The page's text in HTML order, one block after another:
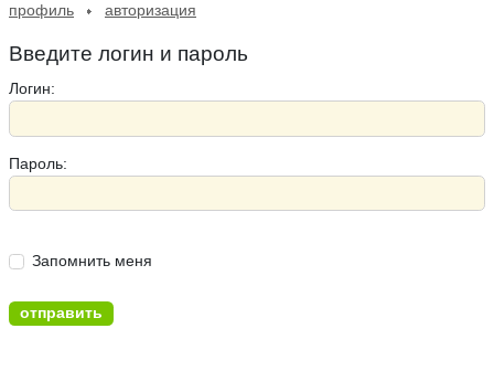
профиль авторизация
Введите логин и пароль
Логин:
Пароль:
Запомнить меня